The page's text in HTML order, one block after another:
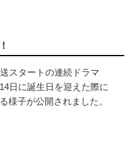
スタートの連続ドラマ
日に誕生日を迎えた際に
様子が公開されました。